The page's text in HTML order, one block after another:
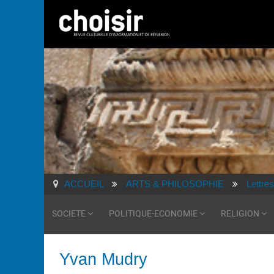
ACCUEIL ARTS & PHILOSOPHIE Lettres
SOCIETE POLITIQUE-ECONOMIE RELIGION
Yvan Mudry